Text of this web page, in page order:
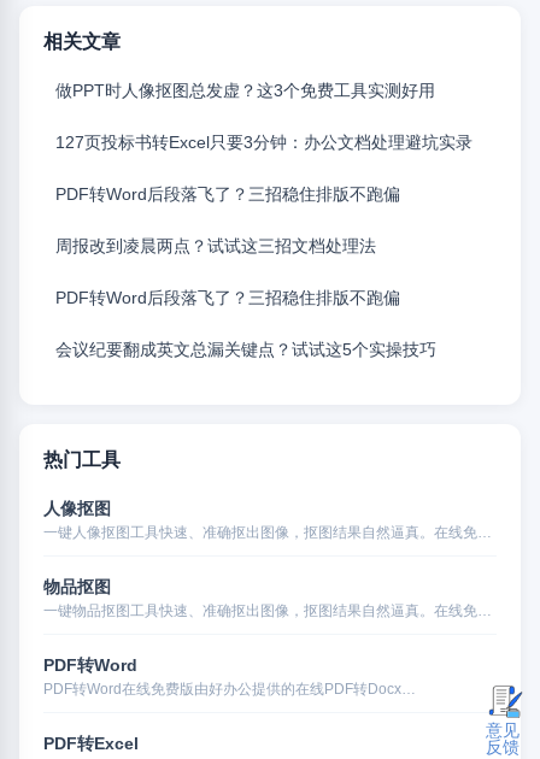
相关文章
做PPT时人像抠图总发虚？这3个免费工具实测好用
127页投标书转Excel只要3分钟：办公文档处理避坑实录
PDF转Word后段落飞了？三招稳住排版不跑偏
周报改到凌晨两点？试试这三招文档处理法
PDF转Word后段落飞了？三招稳住排版不跑偏
会议纪要翻成英文总漏关键点？试试这5个实操技巧
热门工具
人像抠图
一键人像抠图工具快速、准确抠出图像，抠图结果自然逼真。在线免…
物品抠图
一键物品抠图工具快速、准确抠出图像，抠图结果自然逼真。在线免…
PDF转Word
PDF转Word在线免费版由好办公提供的在线PDF转Docx…
PDF转Excel
意见
反馈